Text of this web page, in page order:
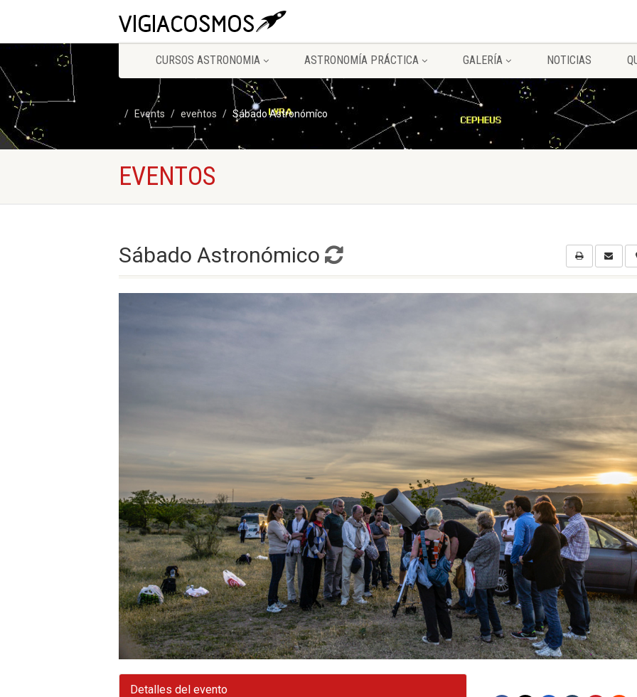
CURSOS ASTRONOMIA ASTRONOMÍA PRÁCTICA GALERÍA NOTICIAS
Events eventos Sábado Astronómico
EVENTOS
Sábado Astronómico
Detalles del evento